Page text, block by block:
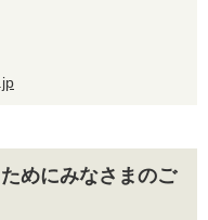
めにみなさまのご